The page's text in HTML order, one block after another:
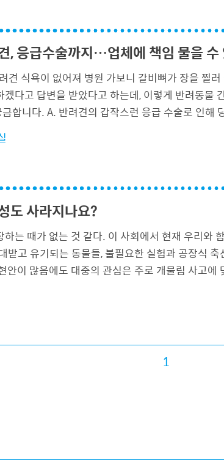
, 응급수술까지…업체에 책임 물을 수
견 식욕이 없어져 병원 가보니 갈비뼈가 장을 찔
다고 답변을 받았다고 하는데, 이렇게 반려동물
합니다. A. 반려견의 갑작스런 응급 수술로 인
도 사라지나요?
는 때가 없는 것 같다. 이 사회에서 현재 우리와
받고 유기되는 동물들, 불필요한 실험과 공장식
안이 많음에도 대중의 관심은 주로 개물림 사고
1